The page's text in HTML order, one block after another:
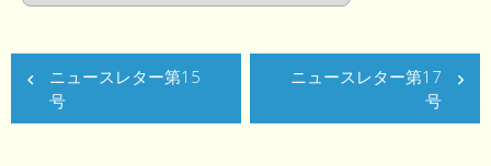
ニュースレター第15
号
ニュースレター第17
号